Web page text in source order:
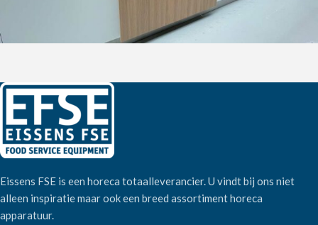
Eissens FSE is een horeca totaalleverancier. U vindt bij ons niet
alleen inspiratie maar ook een breed assortiment horeca
apparatuur.